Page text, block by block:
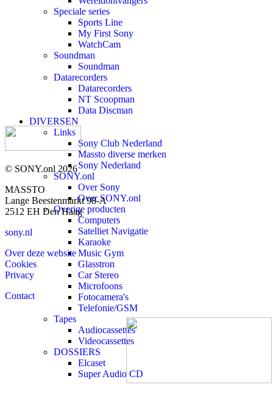
© SONY.onl 2026
MASSTO
Lange Beestenmarkt 98-A
2512 EH Den Haag
sony.nl
Over deze website
Cookies
Privacy
Contact
Speciale series
Sports Line
My First Sony
WatchCam
Soundman
Soundman
Datarecorders
Datarecorders
NT Scoopman
Data Discman
DIVERSEN
Links
Sony Club Nederland
Massto diverse merken
Sony Nederland
SONY.onl
Over Sony
Over SONY.onl
Overige producten
Computers
Satelliet Navigatie
Karaoke
Music Gym
Glasstron
Car Stereo
Microfoons
Fotocamera's
Telefonie/GSM
Tapes
Audiocassettes
Videocassettes
DOSSIERS
Elcaset
Super Audio CD